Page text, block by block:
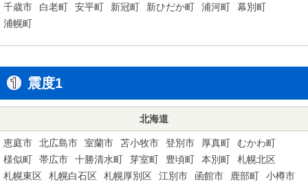
千歳市 白老町 安平町 新冠町 新ひだか町 浦河町
幕別町
浦幌町
震度1
北海道
恵庭市 北広島市 室蘭市 苫小牧市 登別市 厚真町
むかわ町
様似町
帯広市 十勝清水町 芽室町 豊頃町 本別町
札幌北区
札幌東区
札幌白石区 札幌厚別区 江別市 函館市 鹿部町
小樽市